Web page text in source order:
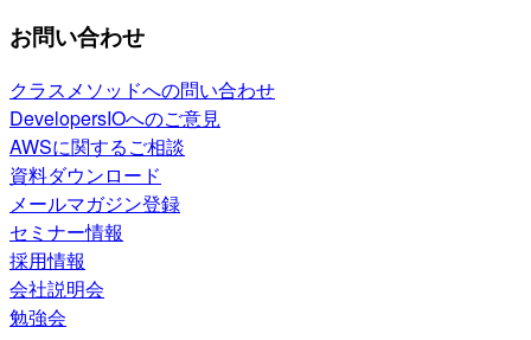
お問い合わせ
クラスメソッドへの問い合わせ
DevelopersIOへのご意見
AWSに関するご相談
資料ダウンロード
メールマガジン登録
セミナー情報
採用情報
会社説明会
勉強会